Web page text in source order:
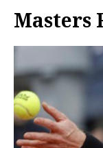
Masters